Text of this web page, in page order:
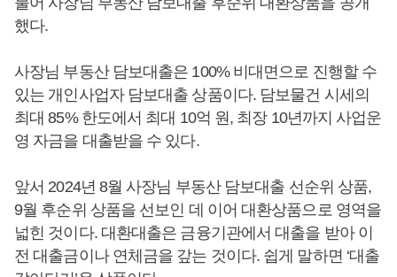
했다.
사장님 부동산 담보대출은 100% 비대면으로 진행할 수
있는 개인사업자 담보대출 상품이다. 담보물건 시세의
최대 85% 한도에서 최대 10억 원, 최장 10년까지 사업운
영 자금을 대출받을 수 있다.
앞서 2024년 8월 사장님 부동산 담보대출 선순위 상품,
9월 후순위 상품을 선보인 데 이어 대환상품으로 영역을
넓힌 것이다. 대환대출은 금융기관에서 대출을 받아 이
전 대출금이나 연체금을 갚는 것이다. 쉽게 말하면 ‘대출